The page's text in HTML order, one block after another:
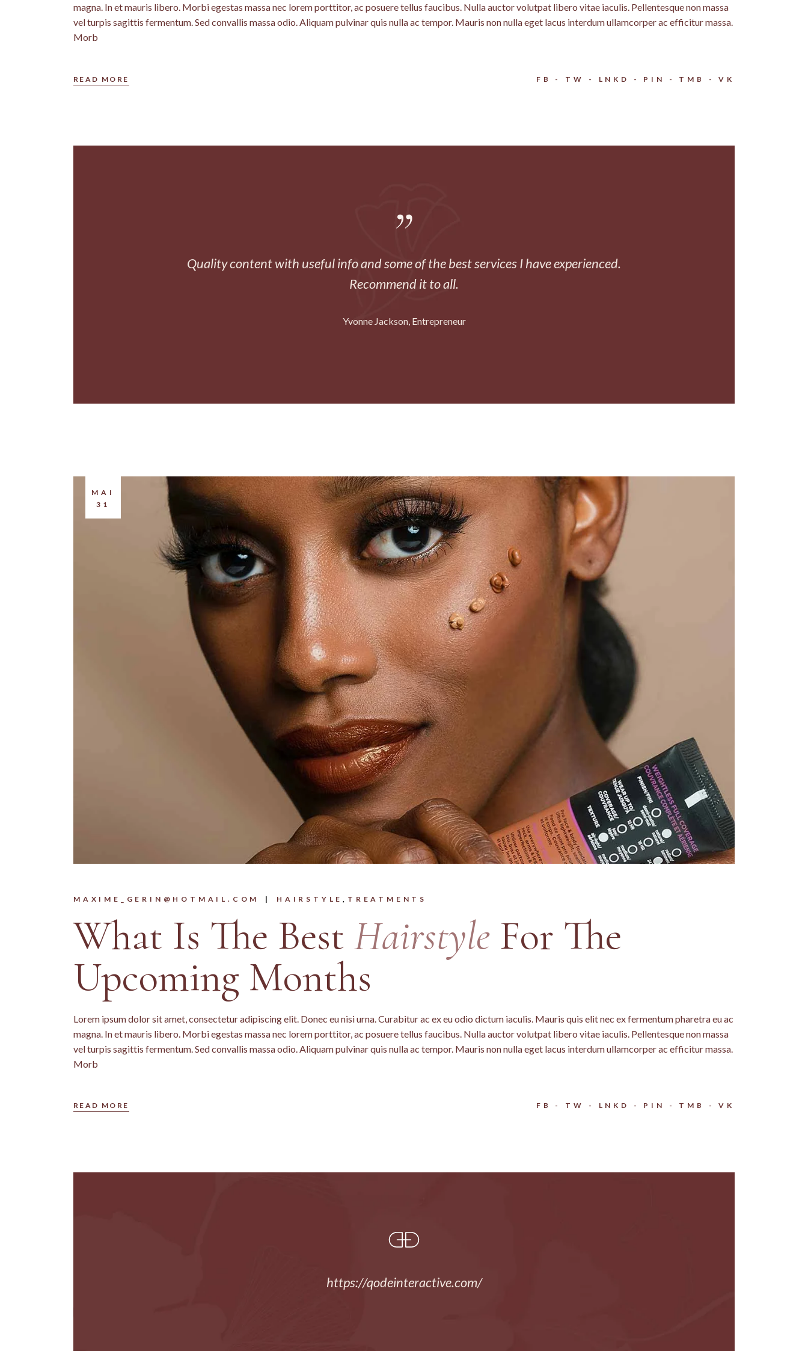
magna. In et mauris libero. Morbi egestas massa nec lorem porttitor, ac posuere tellus faucibus. Nulla auctor volutpat libero vitae iaculis. Pellentesque non massa
vel turpis sagittis fermentum. Sed convallis massa odio. Aliquam pulvinar quis nulla ac tempor. Mauris non nulla eget lacus interdum ullamcorper ac efficitur massa.
Morb
READ MORE FB TW LNKD PIN TMB VK
Quality content with useful info and some of the best services I have experienced.
Recommend it to all.
Yvonne Jackson Entrepreneur
MAI
31
MAXIME_GERIN@HOTMAIL.COM HAIRSTYLE TREATMENTS
What Is The Best Hairstyle For The
Upcoming Months
Lorem ipsum dolor sit amet, consectetur adipiscing elit. Donec eu nisi urna. Curabitur ac ex eu odio dictum iaculis. Mauris quis elit nec ex fermentum pharetra eu ac
magna. In et mauris libero. Morbi egestas massa nec lorem porttitor, ac posuere tellus faucibus. Nulla auctor volutpat libero vitae iaculis. Pellentesque non massa
vel turpis sagittis fermentum. Sed convallis massa odio. Aliquam pulvinar quis nulla ac tempor. Mauris non nulla eget lacus interdum ullamcorper ac efficitur massa.
Morb
READ MORE FB TW LNKD PIN TMB VK
https://qodeinteractive.com/